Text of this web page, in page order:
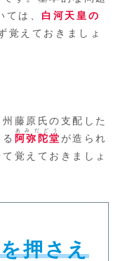
ては、 白河天皇の
覚えておきましょ
藤原氏の支配した
阿弥陀堂
あみだどう
が造られ
覚えておきましょ
押さえ